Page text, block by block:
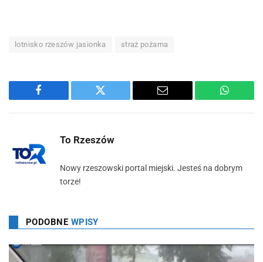
lotnisko rzeszów jasionka straż pożarna
Facebook Twitter Email
To Rzeszów
Nowy rzeszowski portal miejski. Jesteś na dobrym
torze!
PODOBNE WPISY